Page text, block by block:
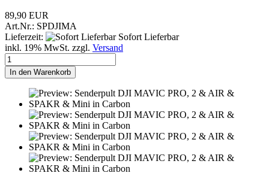
89,90 EUR
Art.Nr.: SPDJIMA
Lieferzeit:
Sofort Lieferbar
inkl. 19% MwSt. zzgl. Versand
In den Warenkorb